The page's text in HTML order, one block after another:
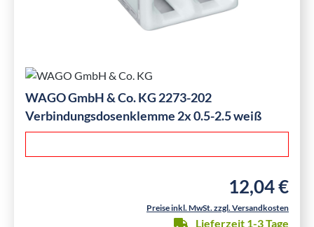
WAGO GmbH & Co. KG 2273-202
Verbindungsdosenklemme 2x 0.5-2.5 weiß
Regulärer
12,04 €
Preise inkl. MwSt. zzgl. Versandkosten
Lieferzeit 1-3 Tage